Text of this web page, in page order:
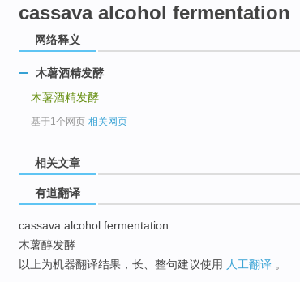
cassava alcohol fermentation
网络释义
木薯酒精发酵
木薯酒精发酵
基于1个网页-相关网页
相关文章
有道翻译
cassava alcohol fermentation
木薯醇发酵
以上为机器翻译结果，长、整句建议使用 人工翻译 。